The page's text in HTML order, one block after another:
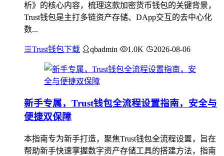
析》的核心内容，梳理这款加密货币钱包的关键背景，
Trust钱包是主打多链资产存储、DApp交互的去中心化
数...
Trust钱包下载 qbadmin 1.0K 2026-08-06
新手专属，Trust钱包全流程设置指南，安全与
便捷双保障
本指南专为新手打造，聚焦Trust钱包全流程设置，旨在
帮助新手快速掌握数字资产存储工具的搭建方法，指南